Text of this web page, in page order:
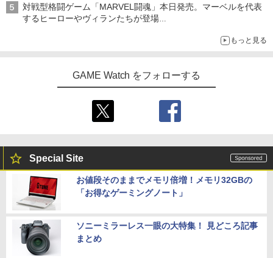
オリジナルアートで登場
対戦型格闘ゲーム「MARVEL闘魂」本日発売。マーベルを代表
するヒーローやヴィランたちが登場
もっと見る
GAME Watch をフォローする
Special Site
お値段そのままでメモリ倍増！メモリ32GBの
「お得なゲーミングノート」
ソニーミラーレス一眼の大特集！ 見どころ記事
まとめ